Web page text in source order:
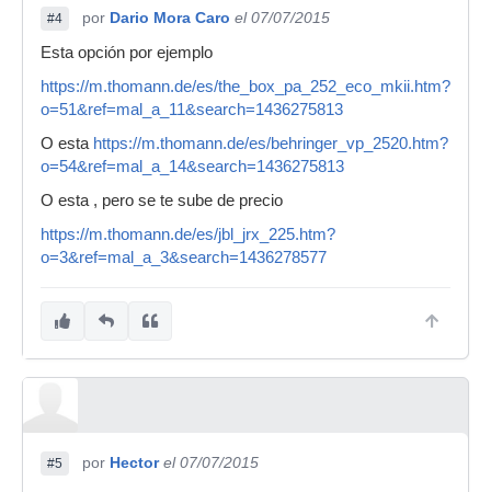
#4 por Dario Mora Caro el 07/07/2015
Esta opción por ejemplo
https://m.thomann.de/es/the_box_pa_252_eco_mkii.htm?
o=51&ref=mal_a_11&search=1436275813
O esta https://m.thomann.de/es/behringer_vp_2520.htm?
o=54&ref=mal_a_14&search=1436275813
O esta , pero se te sube de precio
https://m.thomann.de/es/jbl_jrx_225.htm?
o=3&ref=mal_a_3&search=1436278577
#5 por Hector el 07/07/2015